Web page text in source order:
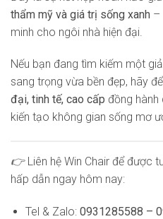
thẩm mỹ và giá trị sống xanh –
minh cho ngôi nhà hiện đại.
Nếu bạn đang tìm kiếm một
sang trọng vừa bền đẹp, hãy để
đại, tinh tế, cao cấp đồng hành
kiến tạo không gian sống mơ
👉Liên hệ Win Chair để được
hấp dẫn ngay hôm nay:
Tel & Zalo: 0931285588 –